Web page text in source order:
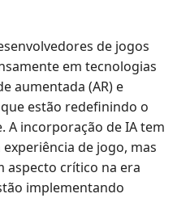
de jogos
em tecnologias
aumentada (AR) e
estão redefinindo o
A incorporação de IA tem
de jogo, mas
aspecto crítico na era
implementando